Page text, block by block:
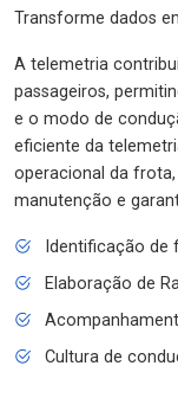
Transforme dados
A telemetria
passageiros,
e o modo de
eficiente da
operacional da
manutenção e
Identificação de
Elaboração de
Cultura de